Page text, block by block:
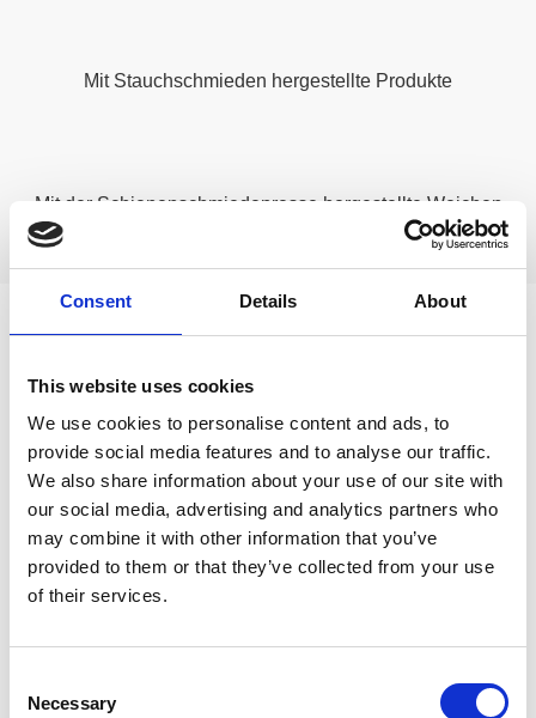
Consent Details About
This website uses cookies
We use cookies to personalise content and ads, to
provide social media features and to analyse our traffic.
We also share information about your use of our site with
our social media, advertising and analytics partners who
may combine it with other information that you’ve
provided to them or that they’ve collected from your use
of their services.
Selection
Necessary
Mit Stauchschmieden hergestellte Produkte
Mit der Schienenschmiedepresse hergestellte Weichen
Hydraulico-Produkte
Prozesse
Tiefziehen
Strangpressen